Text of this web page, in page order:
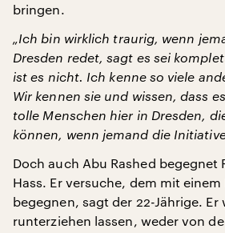
bringen.
„Ich bin wirklich traurig, wenn
Dresden redet, sagt es sei
ist es nicht. Ich kenne so viele
Wir kennen sie und wissen, dass
tolle Menschen hier in Dresden,
können, wenn jemand die
Doch auch Abu Rashed begegnet
Hass. Er versuche, dem mit einem
begegnen, sagt der 22-Jährige.
runterziehen lassen, weder von